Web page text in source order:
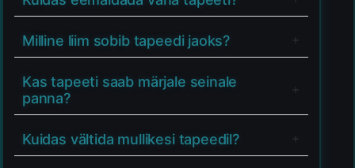
Milline liim sobib tapeedi jaoks?
Kas tapeeti saab märjale seinale
panna?
Kuidas vältida mullikesi tapeedil?